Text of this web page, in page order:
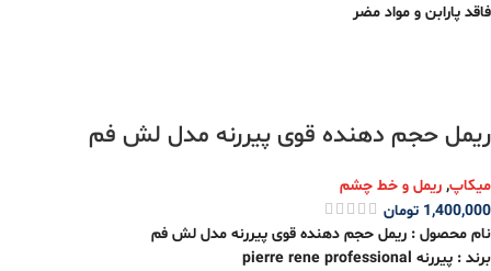
فاقد پارابن و مواد مضر
ریمل حجم دهنده قوی پیررنه مدل لش فم
میکاپ, ریمل و خط چشم
1,400,000 تومان
نام محصول : ریمل حجم دهنده قوی پیررنه مدل لش فم
برند : پیررنه pierre rene professional